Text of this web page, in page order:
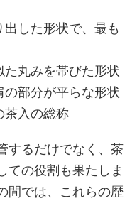
出した形状で、最も
た丸みを帯びた形状
の部分が平らな形状
茶入の総称
するだけでなく、茶
ての役割も果たしま
間では、これらの歴